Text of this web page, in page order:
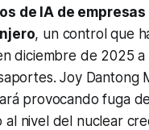
de IA de
, un control que
diciembre de 2025
Joy Dantong
provocando fuga
nivel del nuclear